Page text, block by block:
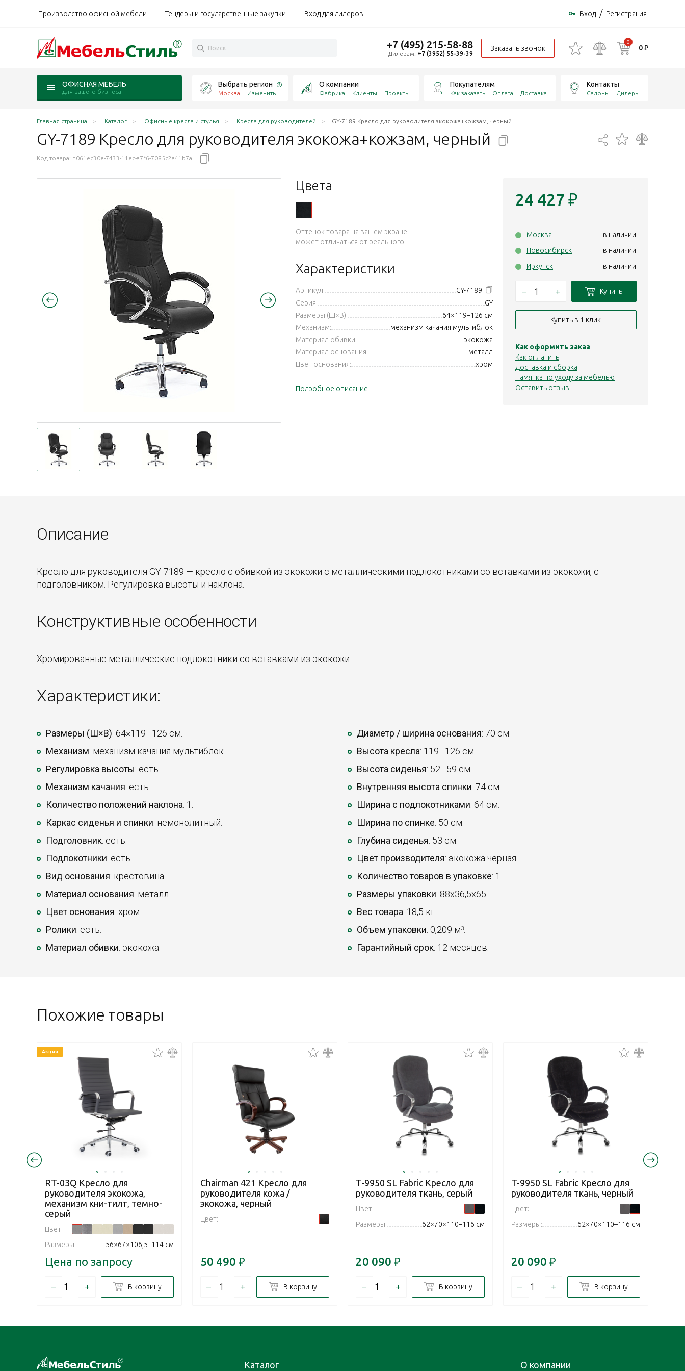
Производство офисной мебели Тендеры и государственные закупки Вход для дилеров Вход / Регистрация
+7 (495) 215-58-88
Дилерам: +7 (3952) 55-39-39
Заказать звонок
0
0 ₽
ОФИСНАЯ МЕБЕЛЬ
для вашего бизнеса
Выбрать регион
Москва Изменить
О компании
Фабрика Клиенты Проекты
Покупателям
Как заказать Оплата Доставка
Контакты
Салоны Дилеры
Главная страница Каталог Офисные кресла и стулья Кресла для руководителей GY-7189 Кресло для руководителя экокожа+кожзам, черный
GY-7189 Кресло для руководителя экокожа+кожзам, черный
Код товара: n061ec30e-7433-11ec-a7f6-7085c2a41b7a
Цвета
механизм мультиблок обивка черный
Оттенок товара на вашем экране
может отличаться от реального.
Характеристики
Артикул:
GY-7189
Серия:
GY
Размеры (Ш×В):
64×119–126 см
Механизм:
механизм качания мультиблок
Материал обивки:
экокожа
Материал основания:
металл
Цвет основания:
хром
Подробное описание
24 427 ₽
Москва
в наличии
Новосибирск
в наличии
Иркутск
в наличии
– + Купить
Купить в 1 клик
Как оформить заказ
Как оплатить
Доставка и сборка
Памятка по уходу за мебелью
Оставить отзыв
Описание
Кресло для руководителя GY-7189 — кресло с обивкой из экокожи с металлическими подлокотниками со вставками из экокожи, с
подголовником. Регулировка высоты и наклона.
Конструктивные особенности
Хромированные металлические подлокотники со вставками из экокожи
Характеристики:
Размеры (Ш×В): 64×119–126 см.
Механизм: механизм качания мультиблок.
Регулировка высоты: есть.
Механизм качания: есть.
Количество положений наклона: 1.
Каркас сиденья и спинки: немонолитный.
Подголовник: есть.
Подлокотники: есть.
Вид основания: крестовина.
Материал основания: металл.
Цвет основания: хром.
Ролики: есть.
Материал обивки: экокожа.
Диаметр / ширина основания: 70 см.
Высота кресла: 119–126 см.
Высота сиденья: 52–59 см.
Внутренняя высота спинки: 74 см.
Ширина с подлокотниками: 64 см.
Ширина по спинке: 50 см.
Глубина сиденья: 53 см.
Цвет производителя: экокожа черная.
Количество товаров в упаковке: 1.
Размеры упаковки: 88x36,5x65.
Вес товара: 18,5 кг.
Объем упаковки: 0,209 м3
Гарантийный срок: 12 месяцев.
Похожие товары
Акция
RT-03Q Кресло для
руководителя экокожа,
механизм кни-тилт, темно-
серый
Цвет:
Размеры:
56×67×106,5–114 см
Цена по запросу
– + В корзину
Chairman 421 Кресло для
руководителя кожа /
экокожа, черный
Цвет:
50 490 ₽
– + В корзину
T-9950 SL Fabric Кресло для
руководителя ткань, серый
Цвет:
Размеры:
62×70×110–116 см
20 090 ₽
– + В корзину
T-9950 SL Fabric Кресло для
руководителя ткань, черный
Цвет:
Размеры:
62×70×110–116 см
20 090 ₽
– + В корзину
Каталог О компании